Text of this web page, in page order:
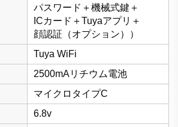
パスワード＋機械式鍵＋
ICカード＋Tuyaアプリ＋
顔認証（オプション））
Tuya WiFi
2500mAリチウム電池
マイクロタイプC
6.8v